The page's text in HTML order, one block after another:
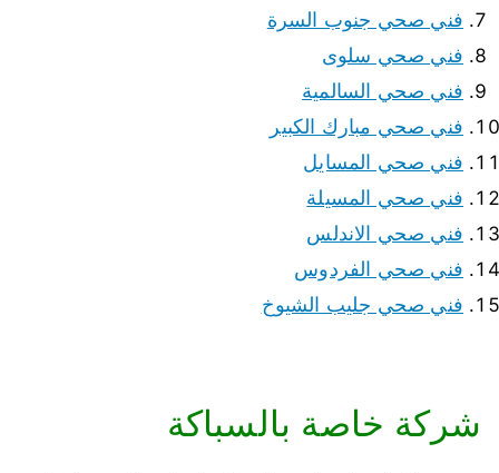
فني صحي جنوب السرة
فني صحي سلوى
فني صحي السالمية
فني صحي مبارك الكبير
فني صحي المسايل
فني صحي المسيلة
فني صحي الاندلس
فني صحي الفردوس
فني صحي جليب الشيوخ
شركة خاصة بالسباكة